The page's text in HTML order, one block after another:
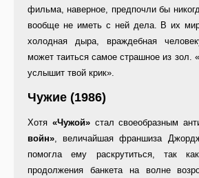
фильма, наверное, предпочли бы
вообще не иметь с ней дела. В их
холодная дыра, враждебная
может таиться самое страшное из зол.
услышит твой крик».
Чужие (1986)
Хотя «Чужой»стал своеобразным
войн», величайшая франшиза
помогла ему раскрутиться, так
продолжения банкета на волне